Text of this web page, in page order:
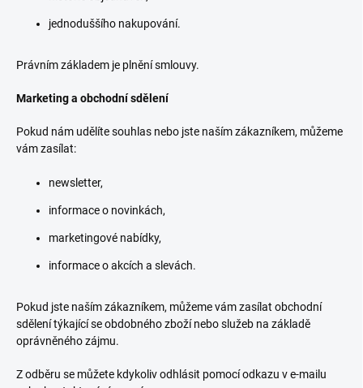
jednoduššího nakupování.
Právním základem je plnění smlouvy.
Marketing a obchodní sdělení
Pokud nám udělíte souhlas nebo jste naším zákazníkem, můžeme
vám zasílat:
newsletter,
informace o novinkách,
marketingové nabídky,
informace o akcích a slevách.
Pokud jste naším zákazníkem, můžeme vám zasílat obchodní
sdělení týkající se obdobného zboží nebo služeb na základě
oprávněného zájmu.
Z odběru se můžete kdykoliv odhlásit pomocí odkazu v e-mailu